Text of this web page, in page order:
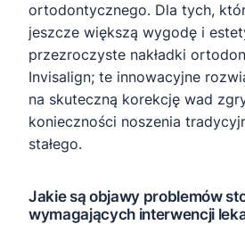
ortodontycznego. Dla tych,
jeszcze większą wygodę i
przezroczyste nakładki
Invisalign; te innowacyjne
na skuteczną korekcję wad
konieczności noszenia
stałego.
Jakie są objawy problemów
wymagających interwencji